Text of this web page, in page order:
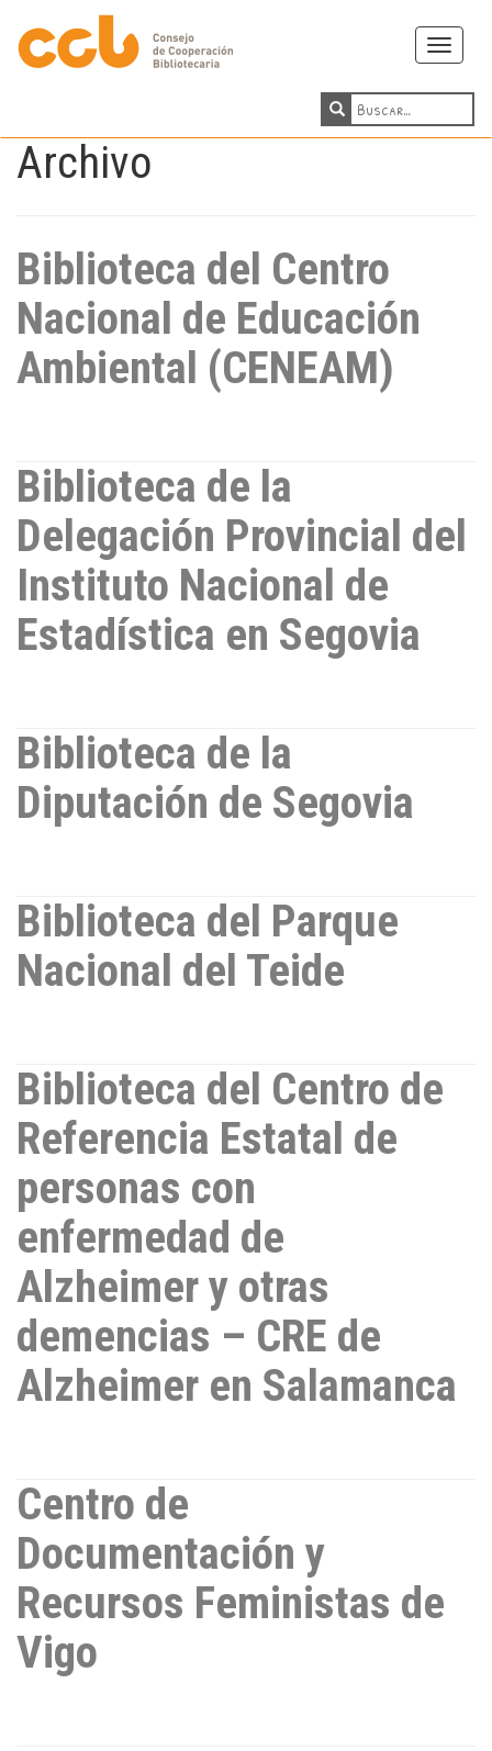
Toggle
Archivo
Biblioteca del Centro
Nacional de Educación
Ambiental (CENEAM)
Biblioteca de la
Delegación Provincial del
Instituto Nacional de
Estadística en Segovia
Biblioteca de la
Diputación de Segovia
Biblioteca del Parque
Nacional del Teide
Biblioteca del Centro de
Referencia Estatal de
personas con
enfermedad de
Alzheimer y otras
demencias – CRE de
Alzheimer en Salamanca
Centro de
Documentación y
Recursos Feministas de
Vigo